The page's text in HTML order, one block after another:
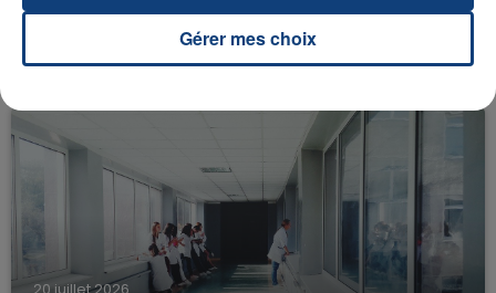
23 juillet 2026
INCENDIE MORTEL À LENS : UNE FEMME ET
SON BÉBÉ ENTRE LA VIE ET LA...
aspergé sa compagne et leur bébé de trois mois
d'un liquide inflammable.
Gérer mes choix